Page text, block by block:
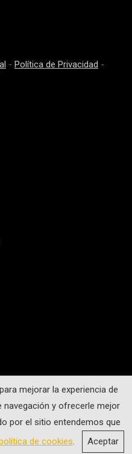
- Política de Privacidad -
mejorar la experiencia de
y ofrecerle mejor
por el sitio entendemos que
de cookies. Aceptar